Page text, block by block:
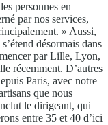
personnes en
par nos services,
» Aussi,
désormais dans
par Lille, Lyon,
récemment. D’autres
Paris, avec notre
que nous
le dirigeant, qui
entre 35 et 40 d’ici